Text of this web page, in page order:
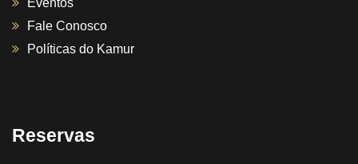
Eventos
Fale Conosco
Políticas do Kamur
Reservas